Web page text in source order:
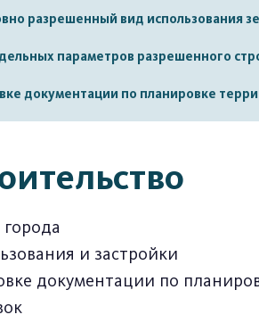
разрешенный вид использования
параметров разрешенного
документации по планировке
и застройки
документации по